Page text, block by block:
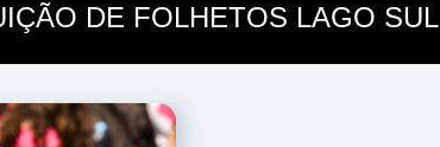
DE FOLHETOS LAGO SUL